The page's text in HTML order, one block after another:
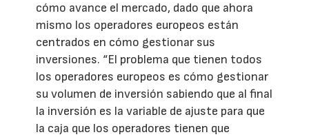
cómo avance el mercado, dado que ahora
mismo los operadores europeos están
centrados en cómo gestionar sus
inversiones. “El problema que tienen todos
los operadores europeos es cómo gestionar
su volumen de inversión sabiendo que al final
la inversión es la variable de ajuste para que
la caja que los operadores tienen que